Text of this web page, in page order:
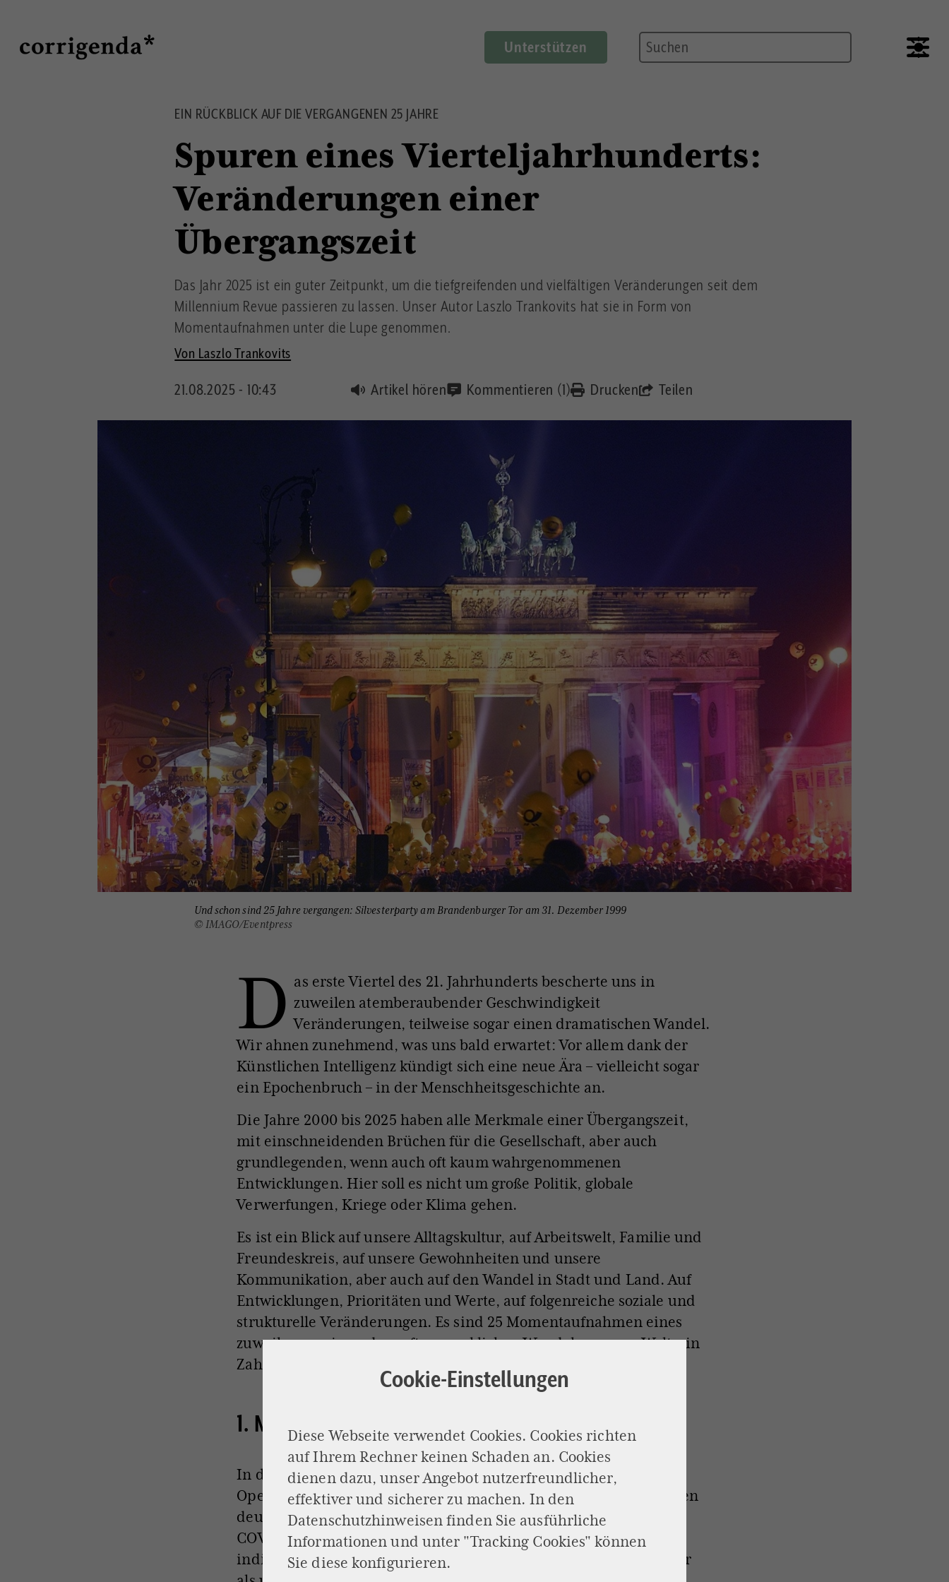
Inhalt
Suche
Unterstützen
EIN RÜCKBLICK AUF DIE VERGANGENEN 25 JAHRE
Spuren eines Vierteljahrhunderts:
Veränderungen einer
Übergangszeit
Das Jahr 2025 ist ein guter Zeitpunkt, um die tiefgreifenden und vielfältigen Veränderungen seit dem
Millennium Revue passieren zu lassen. Unser Autor Laszlo Trankovits hat sie in Form von
Momentaufnahmen unter die Lupe genommen.
Von Laszlo Trankovits
21.08.2025 - 10:43 Artikel hören Kommentieren (1) Drucken Teilen
Und schon sind 25 Jahre vergangen: Silvesterparty am Brandenburger Tor am 31. Dezember 1999
© IMAGO/Eventpress
D as erste Viertel des 21. Jahrhunderts bescherte uns in
zuweilen atemberaubender Geschwindigkeit
Veränderungen, teilweise sogar einen dramatischen Wandel.
Wir ahnen zunehmend, was uns bald erwartet: Vor allem dank der
Künstlichen Intelligenz kündigt sich eine neue Ära – vielleicht sogar
ein Epochenbruch – in der Menschheitsgeschichte an.
Die Jahre 2000 bis 2025 haben alle Merkmale einer Übergangszeit,
mit einschneidenden Brüchen für die Gesellschaft, aber auch
grundlegenden, wenn auch oft kaum wahrgenommenen
Entwicklungen. Hier soll es nicht um große Politik, globale
Verwerfungen, Kriege oder Klima gehen.
Es ist ein Blick auf unsere Alltagskultur, auf Arbeitswelt, Familie und
Freundeskreis, auf unsere Gewohnheiten und unsere
Kommunikation, aber auch auf den Wandel in Stadt und Land. Auf
Entwicklungen, Prioritäten und Werte, auf folgenreiche soziale und
strukturelle Veränderungen. Es sind 25 Momentaufnahmen eines
zuweilen gravierenden, oft unmerklichen Wandels unserer Welt – in
Zahlen, Fakten und Trends.
1. Medizinische Durchbrüche
In der Medizin gab es große Fortschritte. Neue Medikamente und
Operationsmethoden haben den Schrecken mancher Erkrankungen
deutlich vermindert. Die mRNA‑Impfstofftechnologie gegen
COVID‑19 verspricht neue Wege in Krebstherapie und
individualisierter Medizin. Dank der Genforschung können früher
Cookie-Einstellungen
Diese Webseite verwendet Cookies. Cookies richten
auf Ihrem Rechner keinen Schaden an. Cookies
dienen dazu, unser Angebot nutzerfreundlicher,
effektiver und sicherer zu machen. In den
Datenschutzhinweisen finden Sie ausführliche
Informationen und unter "Tracking Cookies" können
Sie diese konfigurieren.